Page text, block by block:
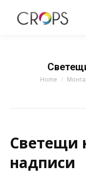
You are here:
Home
Светещи
надписи